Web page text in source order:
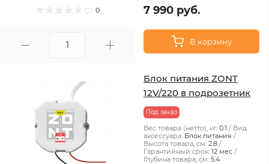
0 7 990 руб.
В корзину
Блок питания ZONT
12V/220 в подрозетник
Под заказ
Вес товара (нетто), кг: 0.1
Вид
аксессуара: Блок питания
Высота товара, см: 2.8
Гарантийный срок: 12 мес
Глубина товара, см: 5.4